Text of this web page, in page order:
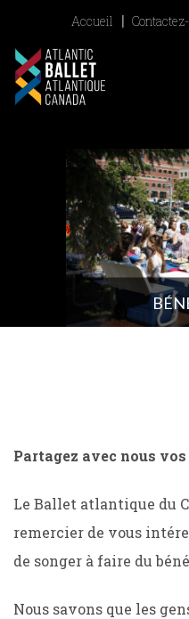
Accueil
Partagez avec nous
Le Ballet atlantique du
remercier de vous
de songer à faire du
Nous savons que les